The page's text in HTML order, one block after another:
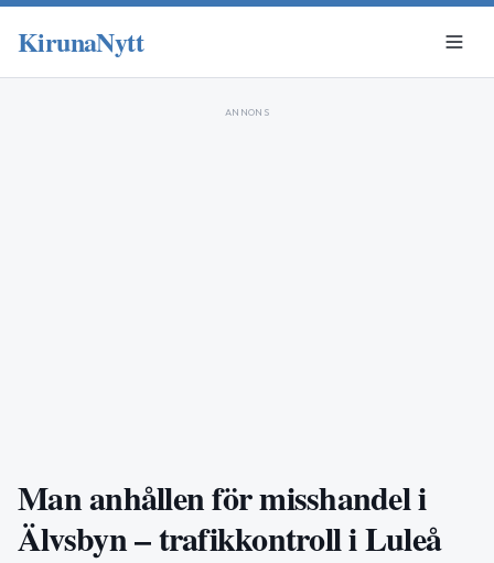
KirunaNytt
ANNONS
Man anhållen för misshandel i
Älvsbyn – trafikkontroll i Luleå